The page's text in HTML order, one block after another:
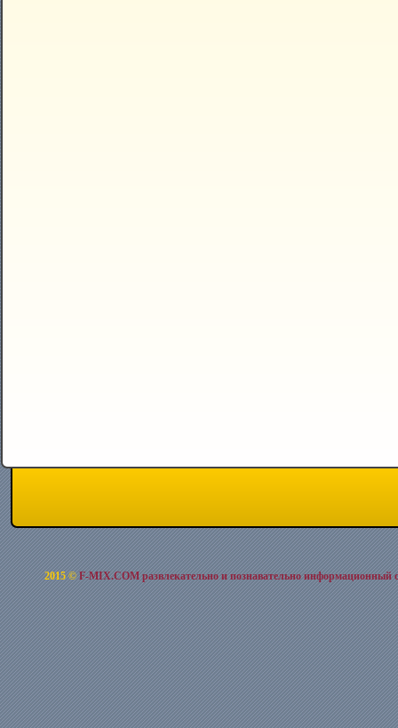
2015 ©F-MIX.COM развлекательно и познавательно информационный